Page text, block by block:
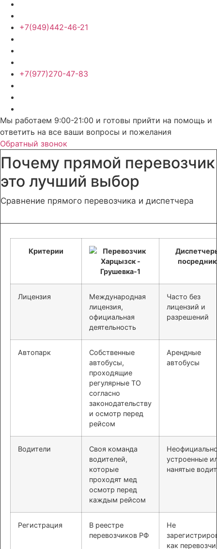
+7(949)442-46-21
+7(977)270-47-83
Мы работаем 9:00-21:00 и готовы прийти на помощь и
ответить на все ваши вопросы и пожелания
Обратный звонок
Почему прямой перевозчик
это лучший выбор
Сравнение прямого перевозчика и диспетчера
Критерии
Лицензия
Международная
лицензия,
официальная
деятельность
Часто без
лицензий и
разрешений
Автопарк
Собственные
автобусы,
проходящие
регулярные ТО
согласно
законодательству
и осмотр перед
рейсом
Арендные
автобусы
Водители
Своя команда
водителей,
которые
проходят мед
осмотр перед
каждым рейсом
устроенные
нанятые
Регистрация
В реестре
перевозчиков РФ
Не
как